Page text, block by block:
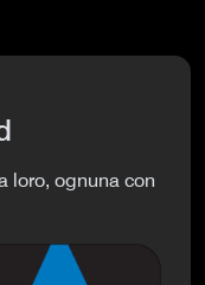
loro, ognuna con